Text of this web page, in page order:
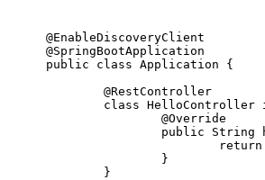
@EnableDiscoveryClient
@SpringBootApplication
public
class Application
{
@RestController
class HelloController
@Override
public String
return
		}
	}